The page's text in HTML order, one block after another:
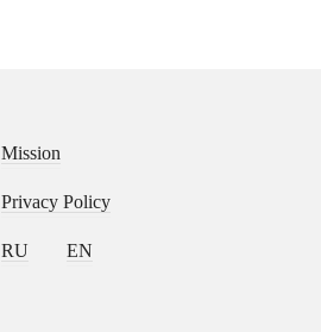
Mission
Privacy Policy
RU EN